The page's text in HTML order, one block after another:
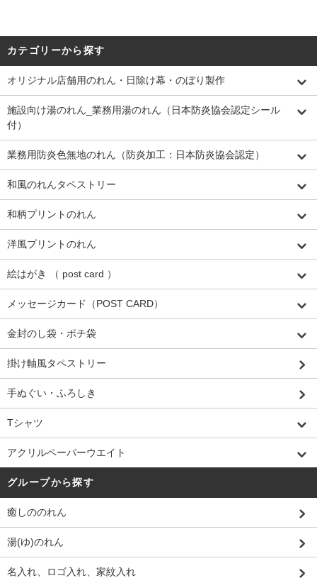
カテゴリーから探す
オリジナル店舗用のれん・日除け幕・のぼり製作
施設向け湯のれん_業務用湯のれん（日本防炎協会認定シール
付）
業務用防炎色無地のれん（防炎加工：日本防炎協会認定）
和風のれんタペストリー
和柄プリントのれん
洋風プリントのれん
絵はがき （ post card ）
メッセージカード（POST CARD）
金封のし袋・ポチ袋
掛け軸風タペストリー
手ぬぐい・ふろしき
Tシャツ
アクリルペーパーウエイト
グループから探す
癒しののれん
湯(ゆ)のれん
名入れ、ロゴ入れ、家紋入れ